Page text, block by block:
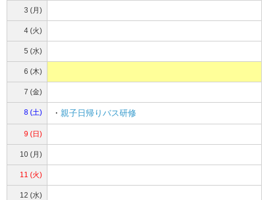
3 (月)
4 (火)
5 (水)
6 (木)
7 (金)
8 (土) ・親子日帰りバス研修
9 (日)
10 (月)
11 (火)
12 (水)